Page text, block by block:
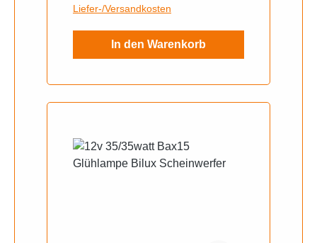
Liefer-/Versandkosten
In den Warenkorb